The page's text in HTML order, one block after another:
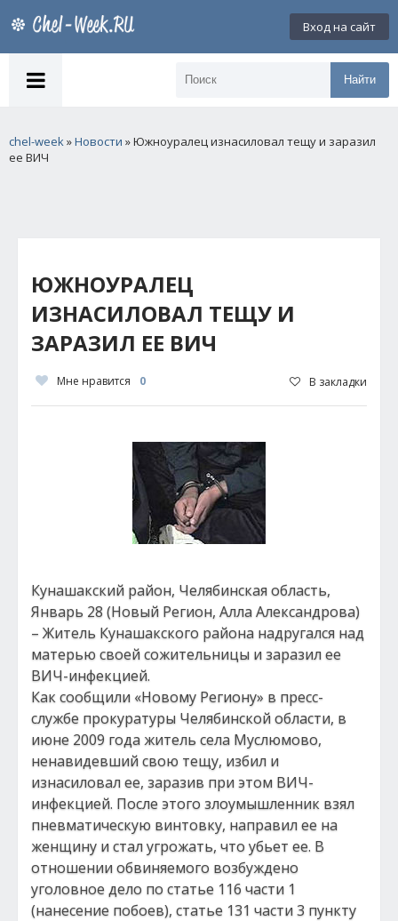
Вход на сайт
Найти
chel-week»Новости » Южноуралец изнасиловал тещу и заразил
ее ВИЧ
ЮЖНОУРАЛЕЦ
ИЗНАСИЛОВАЛ ТЕЩУ И
ЗАРАЗИЛ ЕЕ ВИЧ
Мне нравится 0 В закладки
Кунашакский район, Челябинская область,
Январь 28 (Новый Регион, Алла Александрова)
– Житель Кунашакского района надругался над
матерью своей сожительницы и заразил ее
ВИЧ-инфекцией.
Как сообщили «Новому Региону» в пресс-
службе прокуратуры Челябинской области, в
июне 2009 года житель села Муслюмово,
ненавидевший свою тещу, избил и
изнасиловал ее, заразив при этом ВИЧ-
инфекцией. После этого злоумышленник взял
пневматическую винтовку, направил ее на
женщину и стал угрожать, что убьет ее. В
отношении обвиняемого возбуждено
уголовное дело по статье 116 части 1
(нанесение побоев), статье 131 части 3 пункту